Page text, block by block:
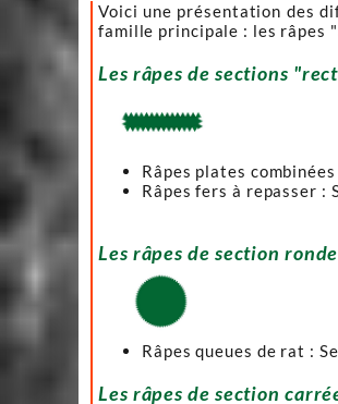
Voici une présentation des
famille principale : les râpes
Les râpes de sections
Râpes plates
Râpes fers à repasser
Les râpes de section
Râpes queues de rat :
Les râpes de section